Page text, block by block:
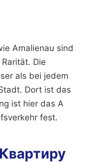
Amalienau sind
Die
als bei jedem
Dort ist das
ist hier das A
fest.